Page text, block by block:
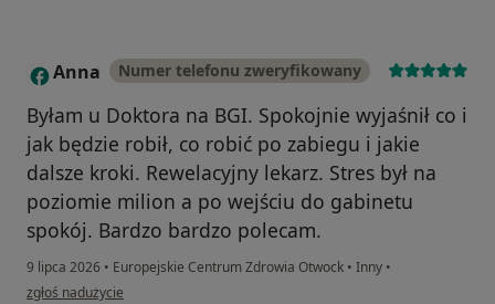
A Anna Numer telefonu zweryfikowany
Byłam u Doktora na BGI. Spokojnie wyjaśnił co i
jak będzie robił, co robić po zabiegu i jakie
dalsze kroki. Rewelacyjny lekarz. Stres był na
poziomie milion a po wejściu do gabinetu
spokój. Bardzo bardzo polecam.
9 lipca 2026 • Europejskie Centrum Zdrowia Otwock • Inny •
w opinii użytkownika Anna
zgłoś nadużycie